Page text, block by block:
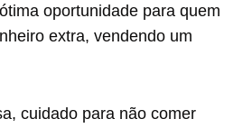
oportunidade para quem
extra, vendendo um
cuidado para não comer